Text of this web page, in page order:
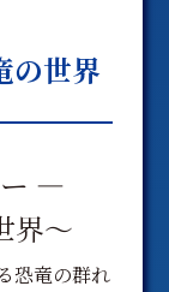
の世界
―
界〜
恐竜の群れ